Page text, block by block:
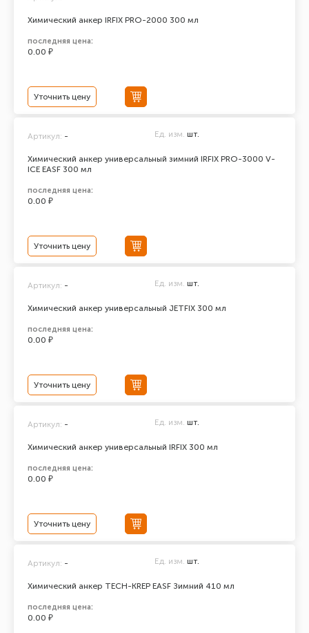
Химический анкер IRFIX PRO-2000 300 мл
последняя цена:
0.00 ₽
Уточнить цену
Химический анкер универсальный зимний IRFIX PRO-3000 V-
ICE EASF 300 мл
Артикул: - Ед. изм. шт.
последняя цена:
0.00 ₽
Уточнить цену
Химический анкер универсальный JETFIX 300 мл
Артикул: - Ед. изм. шт.
последняя цена:
0.00 ₽
Уточнить цену
Химический анкер универсальный IRFIX 300 мл
Артикул: - Ед. изм. шт.
последняя цена:
0.00 ₽
Уточнить цену
Химический анкер TECH-KREP EASF Зимний 410 мл
Артикул: - Ед. изм. шт.
последняя цена:
0.00 ₽